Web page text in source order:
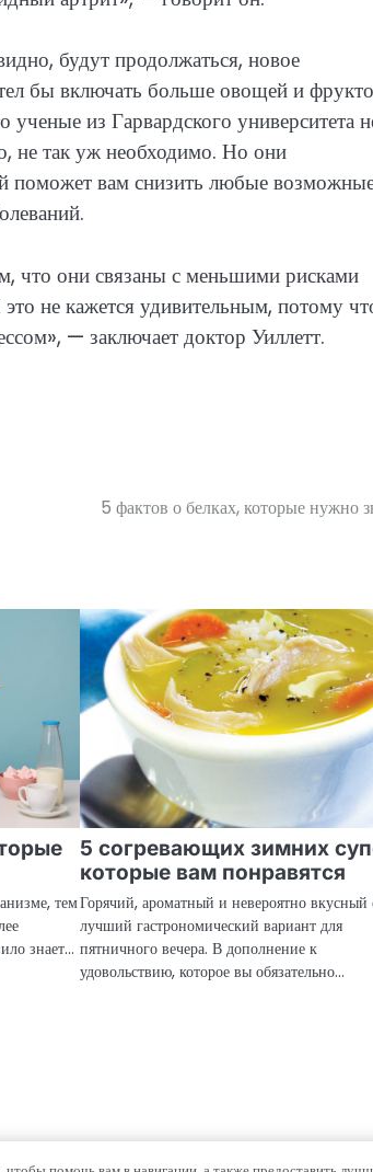
будут продолжаться, новое
бы включать больше овощей и
из Гарвардского университета
не так уж необходимо. Но они
поможет вам снизить любые
что они связаны с меньшими рисками
не кажется удивительным, потому
— заключает доктор Уиллетт.
5 фактов о белках, которые нужно
тем
знает…
5 согревающих зимних
которые вам понравятся
Горячий, ароматный и невероятно
лучший гастрономический вариант для
пятничного вечера. В дополнение к
удовольствию, которое вы обязательно…